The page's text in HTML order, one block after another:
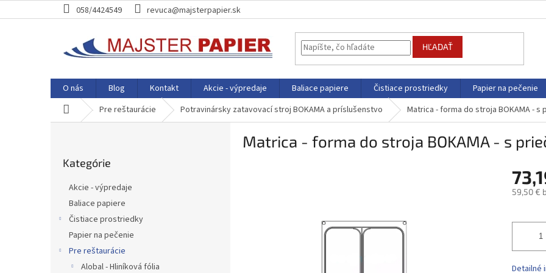
na
058/4424549 revuca@majsterpapier.sk
HĽADAŤ
O nás Blog Kontakt Akcie - výpredaje Baliace papiere Čistiace prostriedky Papier na pečenie
DomovPre reštaurácie Potravinársky zatavovací stroj BOKAMA a príslušenstvo Matrica - forma do stroja BOKAMA - s
kategórie
Kategórie
Akcie - výpredaje
Baliace papiere
Čistiace prostriedky
Papier na pečenie
Pre reštaurácie
Alobal - Hliníková fólia
Matrica - forma do stroja BOKAMA - s
59,50 €
cena:
Detailné